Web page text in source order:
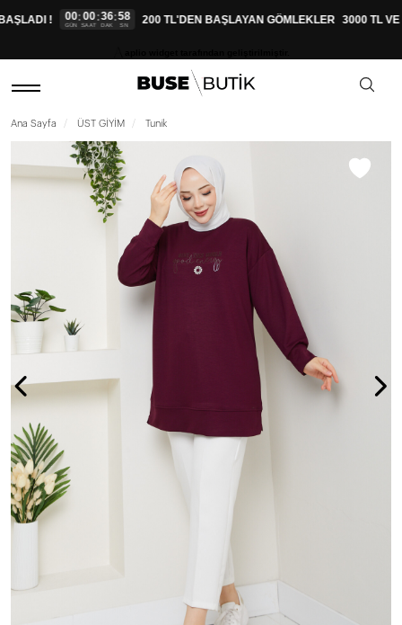
! 00
GÜN
:00
SAAT
:36
DAK
:57
SN 200 TL'DEN BAŞLAYAN GÖMLEKLER 3000 TL VE
Ana Sayfa ÜST GİYİM Tunik